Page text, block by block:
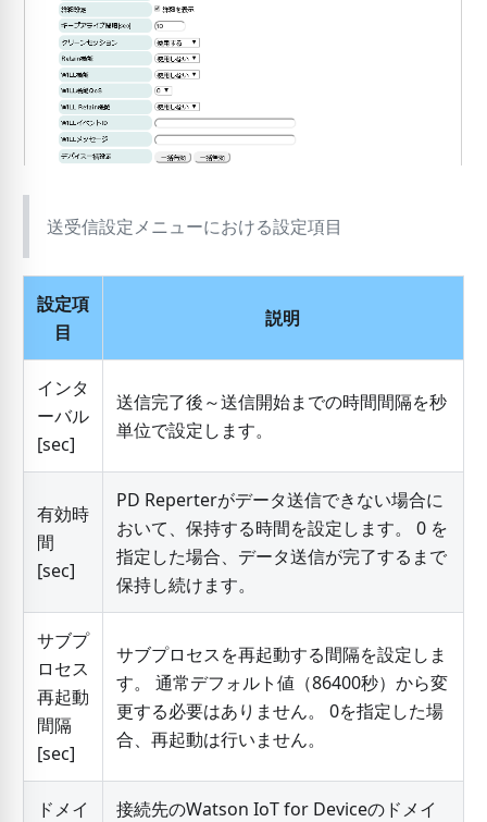
送受信設定メニューにおける設定項目
設定項
目
説明
インタ
ーバル
[sec]
送信完了後～送信開始までの時間間隔を秒
単位で設定します。
有効時
間
[sec]
PD Reperterがデータ送信できない場合に
おいて、保持する時間を設定します。 0 を
指定した場合、データ送信が完了するまで
保持し続けます。
サブプ
ロセス
再起動
間隔
[sec]
サブプロセスを再起動する間隔を設定しま
す。 通常デフォルト値（86400秒）から変
更する必要はありません。 0を指定した場
合、再起動は行いません。
ドメイ
接続先のWatson IoT for Deviceのドメイ